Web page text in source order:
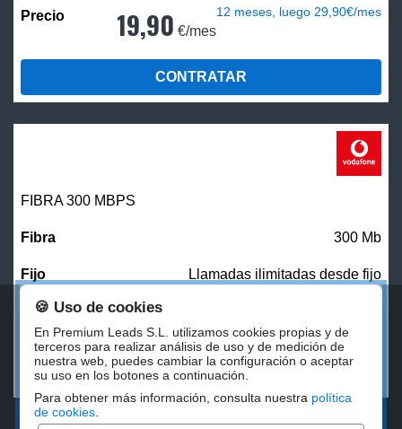
19,90 €/mes
12 meses, luego 29,90€/mes
CONTRATAR
FIBRA 300 MBPS
300 Mb
Llamadas ilimitadas desde fijo
27,00 €/mes
CONTRATAR
🍪 Uso de cookies
En Premium Leads S.L. utilizamos cookies propias y de
terceros para realizar análisis de uso y de medición de
nuestra web, puedes cambiar la configuración o aceptar
su uso en los botones a continuación.
Para obtener más información, consulta nuestra política
de cookies